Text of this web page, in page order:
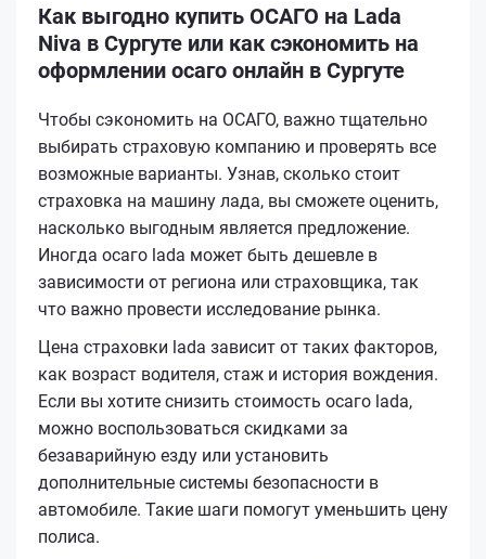
Как выгодно купить ОСАГО на Lada
Niva в Сургуте или как сэкономить на
оформлении осаго онлайн в Сургуте
Чтобы сэкономить на ОСАГО, важно тщательно
выбирать страховую компанию и проверять все
возможные варианты. Узнав, сколько стоит
страховка на машину лада, вы сможете оценить,
насколько выгодным является предложение.
Иногда осаго lada может быть дешевле в
зависимости от региона или страховщика, так
что важно провести исследование рынка.
Цена страховки lada зависит от таких факторов,
как возраст водителя, стаж и история вождения.
Если вы хотите снизить стоимость осаго lada,
можно воспользоваться скидками за
безаварийную езду или установить
дополнительные системы безопасности в
автомобиле. Такие шаги помогут уменьшить цену
полиса.